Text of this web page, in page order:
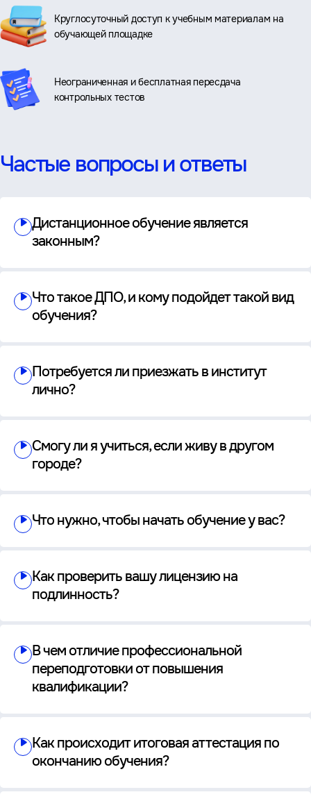
Круглосуточный доступ к учебным материалам на
обучающей площадке
Неограниченная и бесплатная пересдача
контрольных тестов
Частые вопросы и ответы
Дистанционное обучение является
законным?
Что такое ДПО, и кому подойдет такой вид
обучения?
Потребуется ли приезжать в институт
лично?
Смогу ли я учиться, если живу в другом
городе?
Что нужно, чтобы начать обучение у вас?
Как проверить вашу лицензию на
подлинность?
В чем отличие профессиональной
переподготовки от повышения
квалификации?
Как происходит итоговая аттестация по
окончанию обучения?